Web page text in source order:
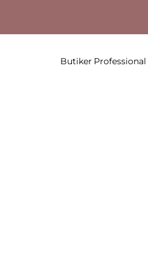
Butiker Professional